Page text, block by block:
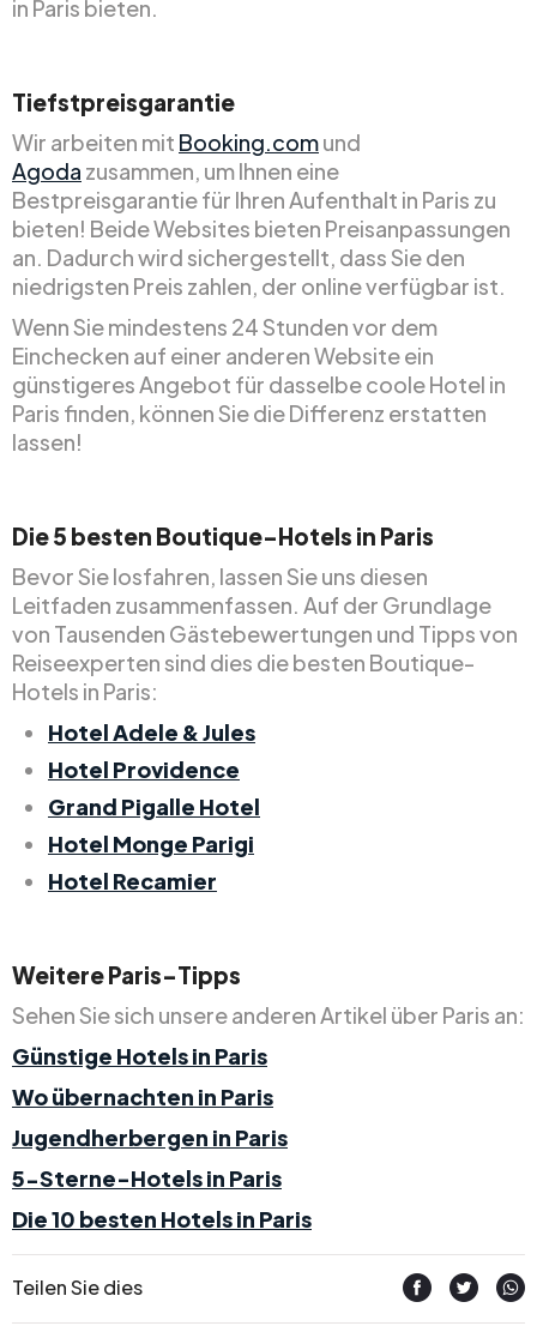
in Paris bieten.
Tiefstpreisgarantie
Wir arbeiten mit Booking.comund
Agoda zusammen, um Ihnen eine
Bestpreisgarantie für Ihren Aufenthalt in Paris zu
bieten! Beide Websites bieten Preisanpassungen
an. Dadurch wird sichergestellt, dass Sie den
niedrigsten Preis zahlen, der online verfügbar ist.
Wenn Sie mindestens 24 Stunden vor dem
Einchecken auf einer anderen Website ein
günstigeres Angebot für dasselbe coole Hotel in
Paris finden, können Sie die Differenz erstatten
lassen!
Die 5 besten Boutique-Hotels in Paris
Bevor Sie losfahren, lassen Sie uns diesen
Leitfaden zusammenfassen. Auf der Grundlage
von Tausenden Gästebewertungen und Tipps von
Reiseexperten sind dies die besten Boutique-
Hotels in Paris:
Hotel Adele & Jules
Hotel Providence
Grand Pigalle Hotel
Hotel Monge Parigi
Hotel Recamier
Weitere Paris-Tipps
Sehen Sie sich unsere anderen Artikel über Paris an:
Günstige Hotels in Paris
Wo übernachten in Paris
Jugendherbergen in Paris
5-Sterne-Hotels in Paris
Die 10 besten Hotels in Paris
Teilen Sie dies